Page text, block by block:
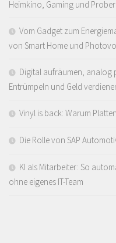
Heimkino, Gaming und
Vom Gadget zum
von Smart Home und
Digital aufräumen, analog
Entrümpeln und Geld
Vinyl is back: Warum
Die Rolle von SAP
KI als Mitarbeiter: So
ohne eigenes IT-Team